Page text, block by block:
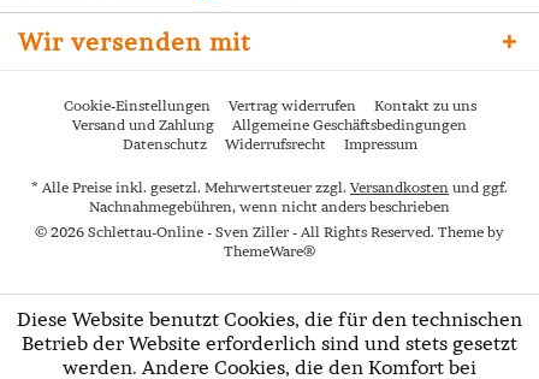
Wir versenden mit
Cookie-Einstellungen Vertrag widerrufen
Kontakt zu uns
Versand und Zahlung
Allgemeine Geschäftsbedingungen
Datenschutz
Widerrufsrecht Impressum
* Alle Preise inkl. gesetzl. Mehrwertsteuer zzgl. Versandkosten und ggf.
Nachnahmegebühren, wenn nicht anders beschrieben
© 2026 Schlettau-Online - Sven Ziller - All Rights Reserved. Theme by
ThemeWare®
Diese Website benutzt Cookies, die für den technischen
Betrieb der Website erforderlich sind und stets gesetzt
werden. Andere Cookies, die den Komfort bei